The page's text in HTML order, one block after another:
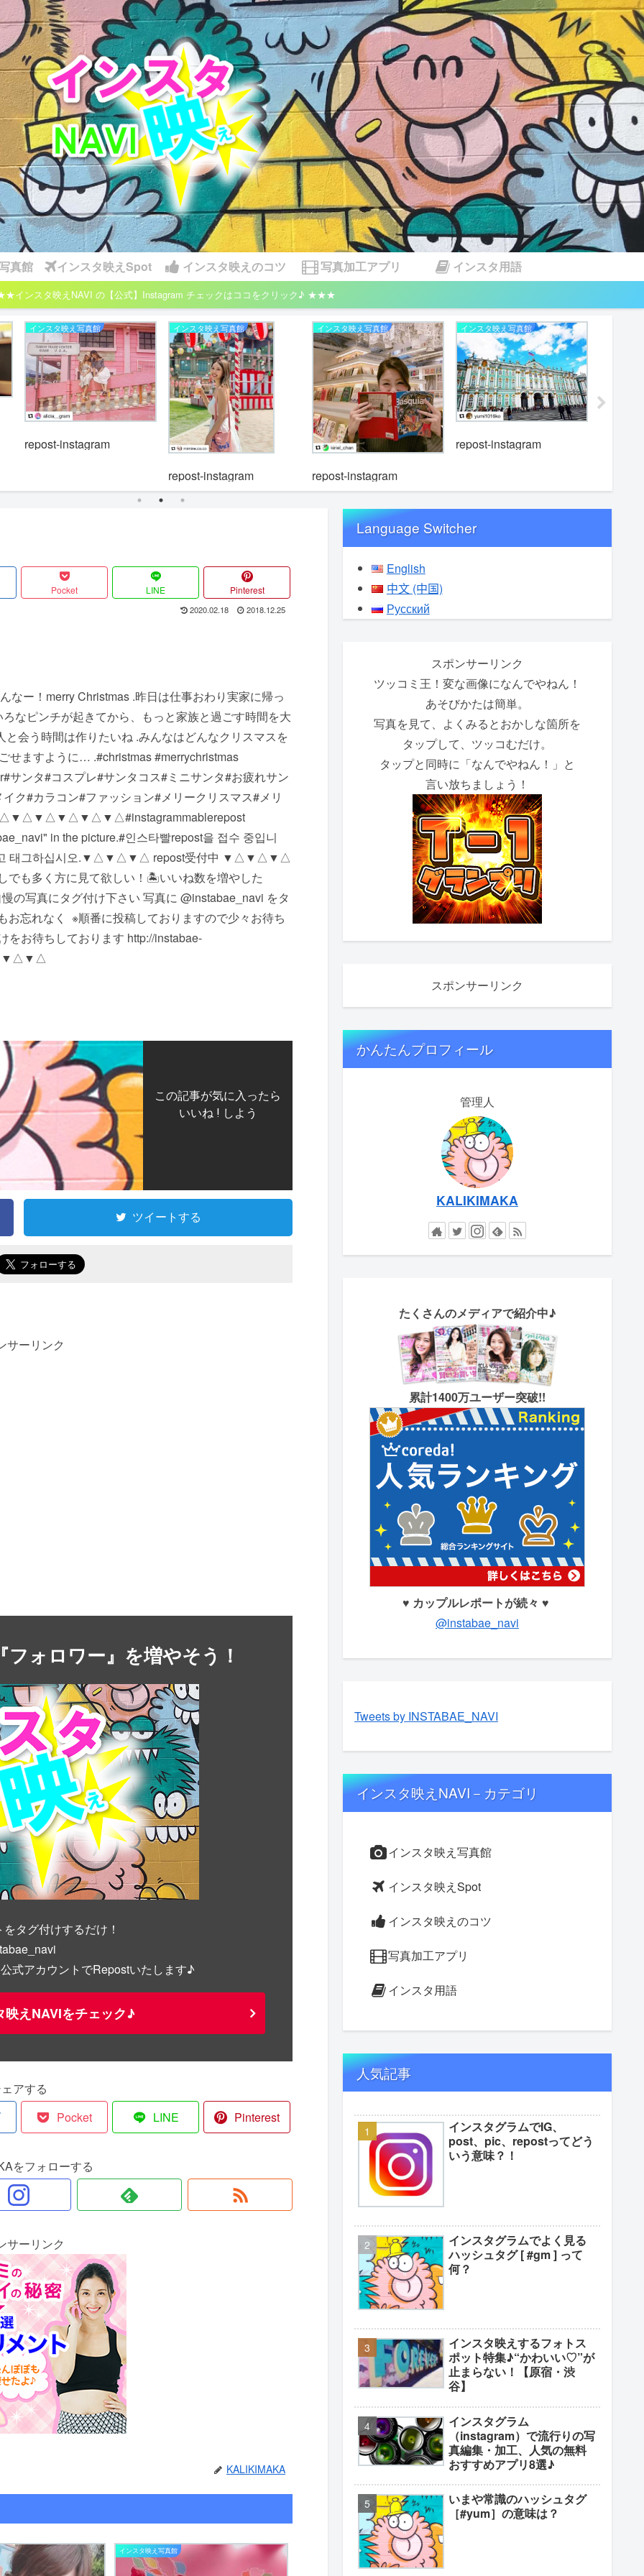
真館 インスタ映えSpot インスタ映えのコツ 写真加工アプリ インスタ用語
インスタ映えNAVI の【公式】Instagram チェックはココをクリック♪ ★★★
インスタ映え写真館
repost-instagram
インスタ映え写真館
repost-instagram
インスタ映え写真館
repost-instagram
インスタ映え写真館
repost-instagram
Pocket LINE Pinterest
2020.02.18 2018.12.25
なー！merry Christmas .昨日は仕事おわり実家に帰っ
なピンチが起きてから、もっと家族と過ごす時間を大
と会う時間は作りたいね .みんなはどんなクリスマスを
せますように… .#christmas #merrychristmas
ンタ#コスプレ#サンタコス#ミニサンタ#お疲れサン
ク#カラコン#ファッション#メリークリスマス#メリ
#instagrammable repost
in the picture. #인스타빨 repost을 접수 중입니
라고 태그하십시오. ▼△▼△▼△ repost受付中 ▼△▼△▼△
も多く方に見て欲しい！ 🏝いいね数を増やした
の写真にタグ付け下さい 写真に @instabae_navi をタ
お忘れなく ️ ※順番に投稿しておりますので少々お待ち
をお待ちしております http://instabae-
この記事が気に入ったら
いいね ! しよう
ツイートする
サーリンク
ォロワー』を増やそう！
タグ付けするだけ！
式アカウントでRepostいたします♪
映えNAVIをチェック♪
アする
Pocket LINE Pinterest
をフォローする
サーリンク
KALIKIMAKA
インスタ映え写真館
Language Switcher
English
中文 (中国)
Русский
スポンサーリンク
ツッコミ王！変な画像になんでやねん！
あそびかたは簡単。
写真を見て、よくみるとおかしな箇所を
タップして、ツッコむだけ。
タップと同時に「なんでやねん！」と
言い放ちましょう！
スポンサーリンク
かんたんプロフィール
管理人
KALIKIMAKA
たくさんのメディアで紹介中♪
累計1400万ユーザー突破!!
♥ カップルレポートが続々 ♥
@instabae_navi
Tweets by INSTABAE_NAVI
インスタ映えNAVI－カテゴリ
インスタ映え写真館
インスタ映えSpot
インスタ映えのコツ
写真加工アプリ
インスタ用語
人気記事
インスタグラムでIG、
post、pic、repostってどう
いう意味？！
インスタグラムでよく見る
ハッシュタグ [ #gm ] って
何？
インスタ映えするフォトス
ポット特集♪“かわいい♡”が
止まらない！【原宿・渋
谷】
インスタグラム
（instagram）で流行りの写
真編集・加工、人気の無料
おすすめアプリ8選♪
いまや常識のハッシュタグ
［#yum］の意味は？